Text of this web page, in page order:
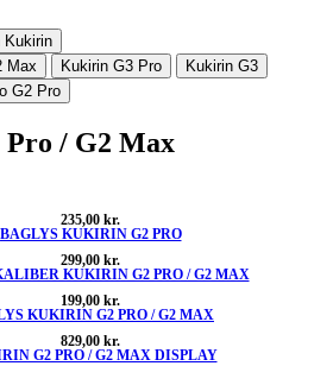
Kukirin
Max
Kukirin G3 Pro
Kukirin G3
G2 Pro
/ G2 Max
235,00 kr.
BAGLYS KUKIRIN G2 PRO
299,00 kr.
KUKIRIN G2 PRO / G2 MAX
199,00 kr.
KUKIRIN G2 PRO / G2 MAX
829,00 kr.
G2 PRO / G2 MAX DISPLAY